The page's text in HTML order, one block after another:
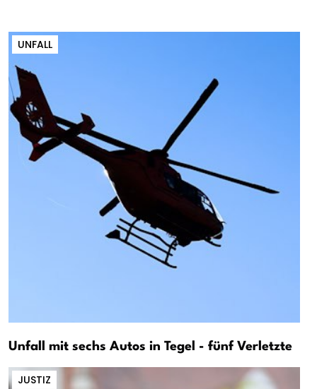
UNFALL
Unfall mit sechs Autos in Tegel - fünf Verletzte
JUSTIZ